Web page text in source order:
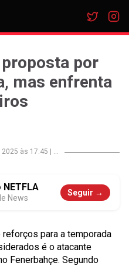
por
mas enfrenta
às 17:45 ...
News
Seguir →
para a temporada
é o atacante
Fenerbahçe. Segundo